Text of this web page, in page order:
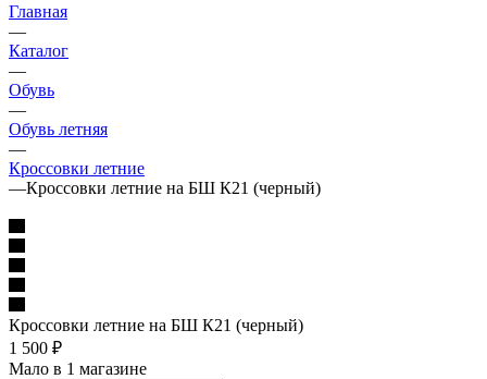
Главная
—
Каталог
—
Обувь
—
Обувь летняя
—
Кроссовки летние
—Кроссовки летние на БШ К21 (черный)
Кроссовки летние на БШ К21 (черный)
1 500 ₽
Мало в 1 магазине